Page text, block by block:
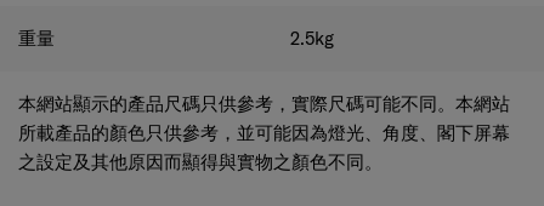
重量 2.5kg
本網站顯示的產品尺碼只供參考，實際尺碼可能不同。本網站
所載產品的顏色只供參考，並可能因為燈光、角度、閣下屏幕
之設定及其他原因而顯得與實物之顏色不同。